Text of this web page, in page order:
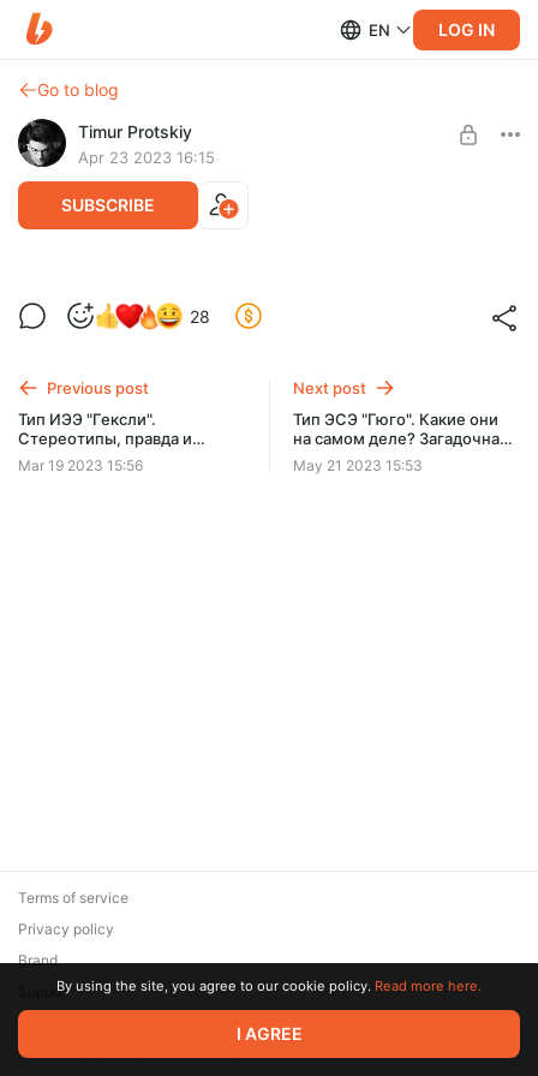
EN LOG IN
Go to blog
Timur Protskiy
Apr 23 2023 16:15
SUBSCRIBE
Тип ЛСИ "Инспектор". Всё самое
главное. Разбор, примеры из практики.
Level required:
UNLOCK POST
28
Previous post
Тип ИЭЭ "Гексли".
Стереотипы, правда и
самореализация ИЭЭ,
результаты исследований
Mar 19 2023 15:56
Next post
Тип ЭСЭ "Гюго". Какие они
на самом деле? Загадочная
Альфа. Соционика
May 21 2023 15:53
© 2026 Zaya Solutions Limited. All rights reserved. All trademarks
are the property of their respective owners.
Terms of service
Privacy policy
Brand
SupportBy using the site, you agree to our cookie policy. Read more here.
I AGREE